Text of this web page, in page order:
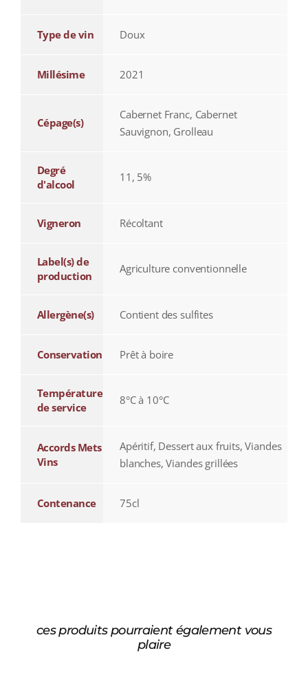
Type de vin Doux
Millésime 2021
Cépage(s)
Cabernet Franc, Cabernet
Sauvignon, Grolleau
Degré
d'alcool
11, 5%
Vigneron Récoltant
Label(s) de
production
Agriculture conventionnelle
Allergène(s) Contient des sulfites
Conservation Prêt à boire
Température
de service
8°C à 10°C
Accords Mets
Vins
Apéritif, Dessert aux fruits, Viandes
blanches, Viandes grillées
Contenance 75cl
ces produits pourraient également vous
plaire